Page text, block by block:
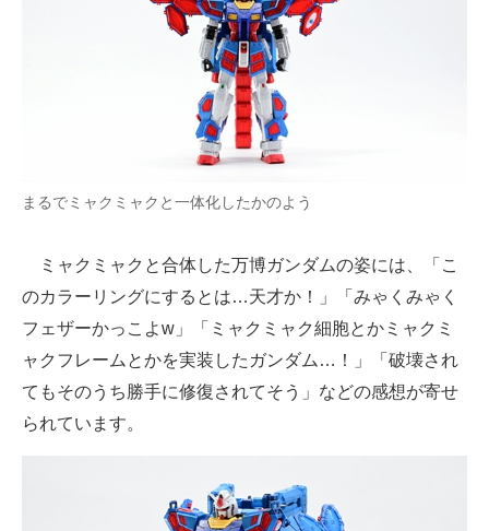
まるでミャクミャクと一体化したかのよう
ミャクミャクと合体した万博ガンダムの姿には、「こ
のカラーリングにするとは…天才か！」「みゃくみゃく
フェザーかっこよw」「ミャクミャク細胞とかミャクミ
ャクフレームとかを実装したガンダム…！」「破壊され
てもそのうち勝手に修復されてそう」などの感想が寄せ
られています。